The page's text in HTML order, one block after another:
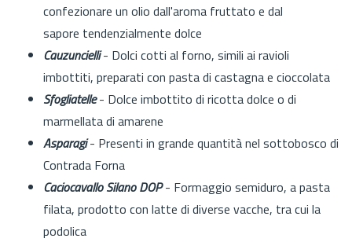
confezionare un olio dall'aroma fruttato e dal
sapore tendenzialmente dolce
Cauzuncielli- Dolci cotti al forno, simili ai ravioli
imbottiti, preparati con pasta di castagna e cioccolata
Sfogliatelle- Dolce imbottito di ricotta dolce o di
marmellata di amarene
Asparagi- Presenti in grande quantità nel sottobosco di
Contrada Forna
Caciocavallo Silano DOP- Formaggio semiduro, a pasta
filata, prodotto con latte di diverse vacche, tra cui la
podolica